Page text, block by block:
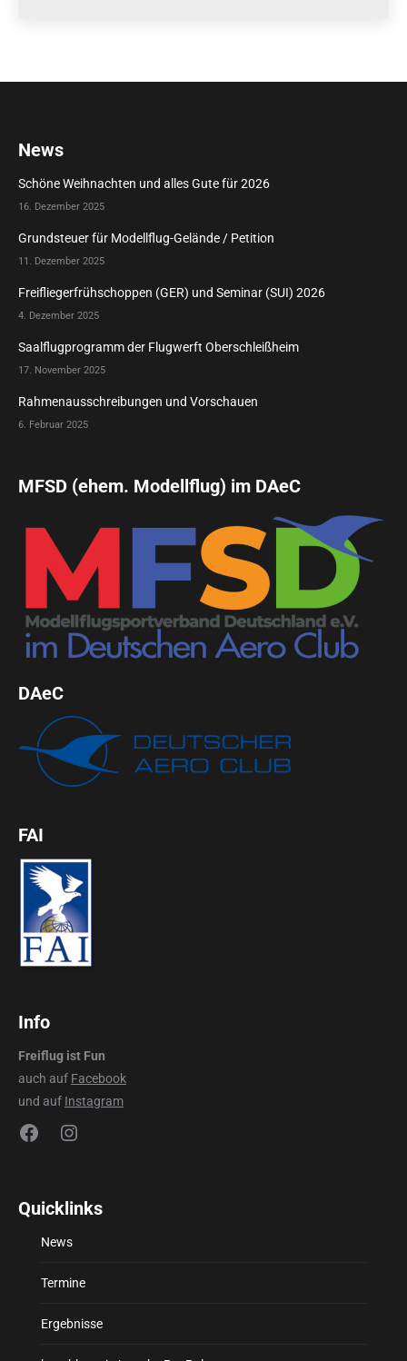
News
Schöne Weihnachten und alles Gute für 2026
16. Dezember 2025
Grundsteuer für Modellflug-Gelände / Petition
11. Dezember 2025
Freifliegerfrühschoppen (GER) und Seminar (SUI) 2026
4. Dezember 2025
Saalflugprogramm der Flugwerft Oberschleißheim
17. November 2025
Rahmenausschreibungen und Vorschauen
6. Februar 2025
MFSD (ehem. Modellflug) im DAeC
DAeC
FAI
Info
Freiflug ist Fun
auch auf Facebook
und auf Instagram
FacebookInstagram
Quicklinks
News
Termine
Ergebnisse